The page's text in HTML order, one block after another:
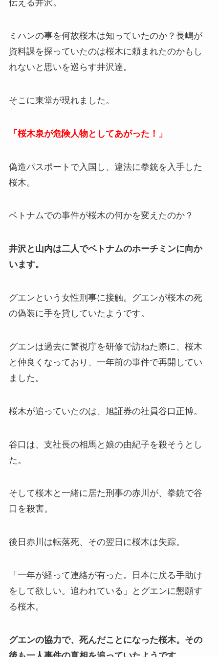
伝える井沢。
ミハンの事を何故桜木は知っていたのか？長嶋が
資料課を探っていたのは桜木に頼まれたのかもし
れないと思いを巡らす井沢達。
そこに東堂が現れました。
「桜木泉が危険人物としてあがった！」
偽造パスポートで入国し、違法に拳銃を入手した
桜木。
ベトナムでの事件が桜木の何かを変えたのか？
井沢と山内は二人でベトナムのホーチミンに向か
います。
グエンという女性刑事に接触。グエンが桜木の死
の偽装に手を貸していたようです。
グエンは過去に警視庁を研修で訪ねた際に、桜木
と仲良くなっており、一年前の事件で再開してい
ました。
桜木が追っていたのは、旭証券の社員谷口正博。
谷口は、支社長の相馬と娘の由紀子を殺そうとし
た。
そして桜木と一緒に居た刑事の赤川が、拳銃で谷
口を殺害。
後日赤川は転落死、その翌日に桜木は失踪。
「一年が経って連絡が有った。日本に戻る手助け
をして欲しい。追われている」とグエンに懇願す
る桜木。
グエンの協力で、死んだことになった桜木。その